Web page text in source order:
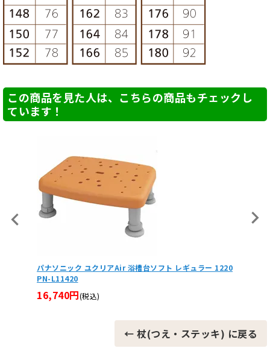
この商品を見た人は、こちらの商品もチェックし
ています！
ソフトグリップ SOFT-GA 伸縮杖 シナノ 長さ75～90cm
身長約146～176cm
14,850円(税込)
← 杖(つえ・ステッキ) に戻る